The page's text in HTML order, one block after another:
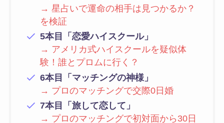
→ 星占いで運命の相手は見つかるか？
を検証
5本目「恋愛ハイスクール」
→ アメリカ式ハイスクールを疑似体
験！誰とプロムに行く？
6本目「マッチングの神様」
→ プロのマッチングで交際0日婚
7本目「旅して恋して」
→ プロのマッチングで初対面から30日